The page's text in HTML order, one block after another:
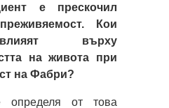
е прескочил
Кои
върху
на живота при
на Фабри?
определя от това